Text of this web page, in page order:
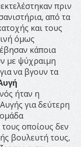
πριν
από τα
και τους
όμως
κάποια
με ψύχραιμη
να βγουν τα
ήταν η
για δεύτερη
οποίους δεν
βουλευτή τους,